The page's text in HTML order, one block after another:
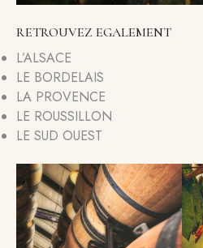
RETROUVEZ EGALEMENT
L’ALSACE
LE BORDELAIS
LA PROVENCE
LE ROUSSILLON
LE SUD OUEST